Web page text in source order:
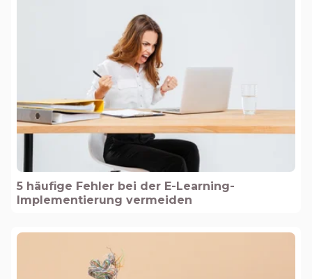
5 häufige Fehler bei der E-Learning-
Implementierung vermeiden